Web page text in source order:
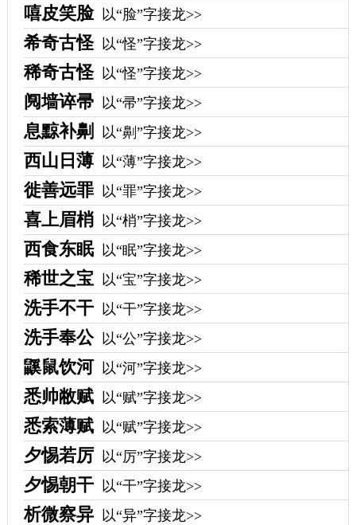
嘻皮笑脸 以“脸”字接龙>>
希奇古怪 以“怪”字接龙>>
稀奇古怪 以“怪”字接龙>>
阋墙谇帚 以“帚”字接龙>>
息黥补劓 以“劓”字接龙>>
西山日薄 以“薄”字接龙>>
徙善远罪 以“罪”字接龙>>
喜上眉梢 以“梢”字接龙>>
西食东眠 以“眠”字接龙>>
稀世之宝 以“宝”字接龙>>
洗手不干 以“干”字接龙>>
洗手奉公 以“公”字接龙>>
鼷鼠饮河 以“河”字接龙>>
悉帅敝赋 以“赋”字接龙>>
悉索薄赋 以“赋”字接龙>>
夕惕若厉 以“厉”字接龙>>
夕惕朝干 以“干”字接龙>>
析微察异 以“异”字接龙>>